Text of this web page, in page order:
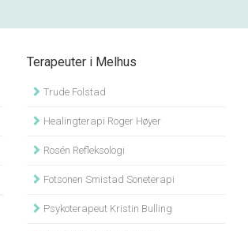
Terapeuter i Melhus
Trude Folstad
Healingterapi Roger Høyer
Rosén Refleksologi
Fotsonen Smistad Soneterapi
Psykoterapeut Kristin Bulling